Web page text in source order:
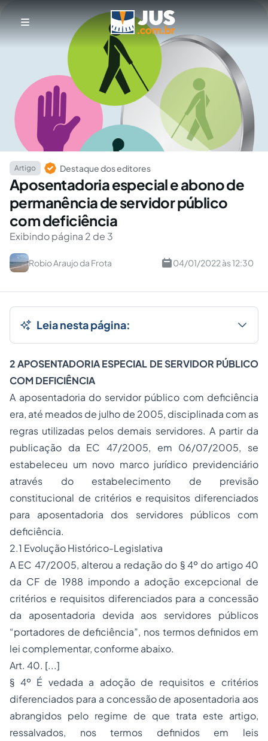
Artigo Destaque dos editores
Aposentadoria especial e abono de
permanência de servidor público
com deficiência
Exibindo página 2 de 3
Robio Araujo da Frota 04/01/2022 às 12:30
Leia nesta página:
2 APOSENTADORIA ESPECIAL DE SERVIDOR PÚBLICO
COM DEFICIÊNCIA
A aposentadoria do servidor público com deficiência
era, até meados de julho de 2005, disciplinada com as
regras utilizadas pelos demais servidores. A partir da
publicação da EC 47/2005, em 06/07/2005, se
estabeleceu um novo marco jurídico previdenciário
através do estabelecimento de previsão
constitucional de critérios e requisitos diferenciados
para aposentadoria dos servidores públicos com
deficiência.
2.1 Evolução Histórico-Legislativa
A EC 47/2005, alterou a redação do § 4º do artigo 40
da CF de 1988 impondo a adoção excepcional de
critérios e requisitos diferenciados para a concessão
da aposentadoria devida aos servidores públicos
“portadores de deficiência”, nos termos definidos em
lei complementar, conforme abaixo.
Art. 40. [...]
§ 4º É vedada a adoção de requisitos e critérios
diferenciados para a concessão de aposentadoria aos
abrangidos pelo regime de que trata este artigo,
ressalvados, nos termos definidos em leis